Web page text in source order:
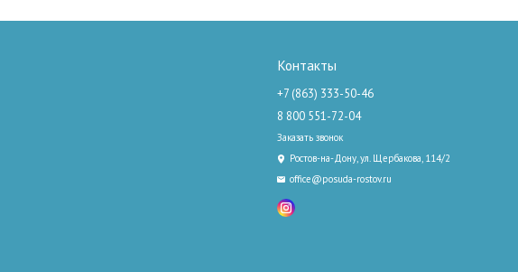
Контакты
+7 (863) 333-50-46
8 800 551-72-04
Заказать звонок
Ростов-на-Дону, ул. Щербакова, 114/2
office@posuda-rostov.ru